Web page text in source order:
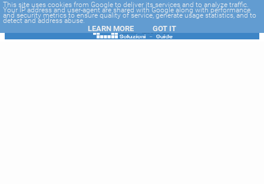
-->
This site uses cookies from Google to deliver its services and to analyze traffic.
Your IP address and user-agent are shared with Google along with performance
and security metrics to ensure quality of service, generate usage statistics, and to
detect and address abuse.
LEARN MORE GOT IT